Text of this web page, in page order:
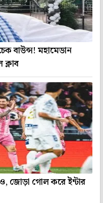
বাউন্স! মহামেডান
জোড়া গোল করে ইন্টার